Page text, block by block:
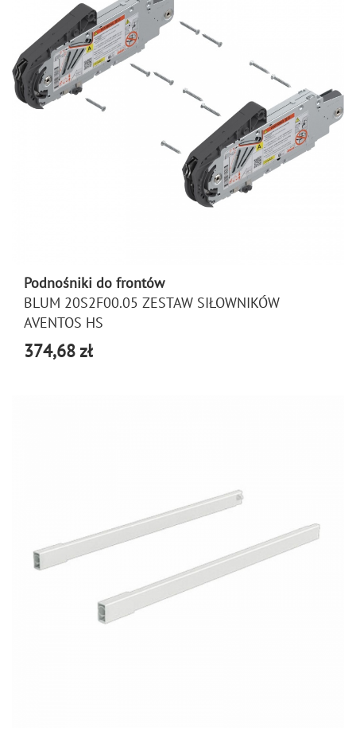
Podnośniki do frontów
BLUM 20S2F00.05 ZESTAW SIŁOWNIKÓW
AVENTOS HS
374,68 zł